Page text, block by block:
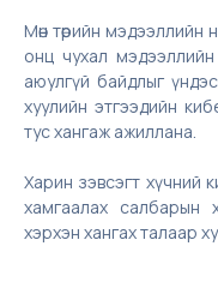
Мөн төрийн
онц чухал
аюулгүй байдлыг
хуулийн этгээдийн
тус хангаж ажиллана.
Харин зэвсэгт хүчний
хамгаалах салбарын
хэрхэн хангах талаар